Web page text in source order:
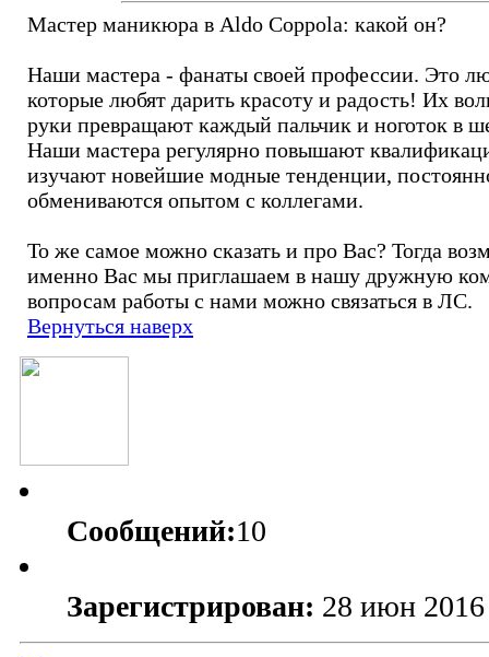
Мастер маникюра в Aldo Coppola: какой он?
Наши мастера - фанаты своей профессии. Это
которые любят дарить красоту и радость! Их
руки превращают каждый пальчик и ноготок в
Наши мастера регулярно повышают
изучают новейшие модные тенденции,
обмениваются опытом с коллегами.
То же самое можно сказать и про Вас? Тогда
именно Вас мы приглашаем в нашу дружную
вопросам работы с нами можно связаться в ЛС.
Вернуться наверх
Сообщений:10
Зарегистрирован: 28 июн